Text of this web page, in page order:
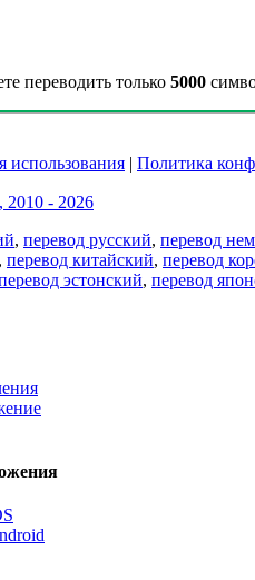
переводить только 5000
использования | Политика
- 2026
, перевод русский, перевод
, перевод китайский, перевод
эстонский, перевод